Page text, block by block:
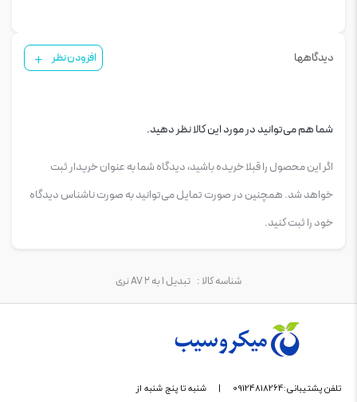
دیدگاهها افزودن نظر
شما هم می‌توانید در مورد این کالا نظر دهید.
اگر این محصول را قبلا خریده باشید، دیدگاه شما به عنوان خریدار ثبت
خواهد شد. همچنین در صورت تمایل می‌توانید به صورت ناشناس دیدگاه
خود را ثبت کنید.
شناسه کالا : تبدیل 1 به 2 AV نری
تلفن پشتیبانی:09124818264 |
شنبه تا پنج شنبه از